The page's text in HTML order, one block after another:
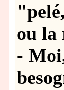
ou la
-